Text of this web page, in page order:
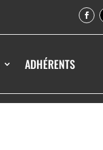
ADHÉRENTS